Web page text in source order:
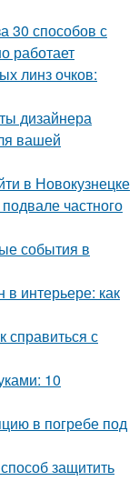
30 способов с
работает
линз очков:
дизайнера
вашей
в Новокузнецке
частного
события в
интерьере: как
справиться с
10
в погребе под
защитить